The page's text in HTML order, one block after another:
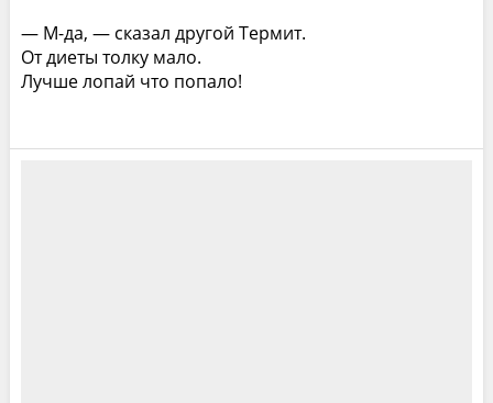
— М-да, — сказал другой Термит.
От диеты толку мало.
Лучше лопай что попало!